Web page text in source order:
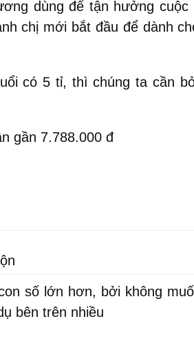
dùng để tận hưởng cuộc
chị mới bắt đầu để dành
có 5 tỉ, thì chúng ta cần
gần 7.788.000 đ
số lớn hơn, bởi không
bên trên nhiều